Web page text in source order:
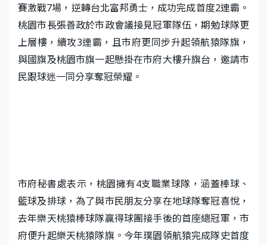
賽激戰7場，逆轉台北富邦勇士，成功完成首度2連霸。
桃園市長張善政於市政會議接見冠軍隊伍，期勉球隊更
上層樓，續攻3連霸，且市府更同步升起領航猿隊旗，
與國旗及桃園市旗一起懸掛在市府大樓升旗台，邀請市
民跟球迷一同分享奪冠榮耀。
市府秘書處表示，桃園擁有4支職業球隊，涵蓋棒球、
籃球及排球，為了與市民朋友分享在地球隊奪冠喜悅，
去年樂天桃猿棒球隊贏得球團接手後的首座總冠軍，市
府便升起樂天桃猿隊旗。今年璞園領航猿完成隊史首度